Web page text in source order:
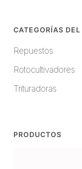
cultivos
CATEGORÍAS DEL
Repuestos
Rotocultivadores
Trituradoras
PRODUCTOS